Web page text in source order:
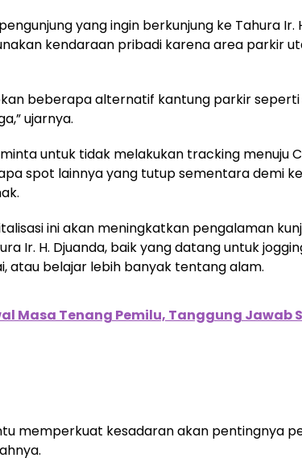
yang ingin berkunjung ke Tahura Ir.
kendaraan pribadi karena area parkir
beberapa alternatif kantung parkir seperti
ujarnya.
untuk tidak melakukan tracking menuju
spot lainnya yang tutup sementara demi
ini akan meningkatkan pengalaman
Ir. H. Djuanda, baik yang datang untuk
atau belajar lebih banyak tentang alam.
Masa Tenang Pemilu, Tanggung Jawab
memperkuat kesadaran akan pentingnya